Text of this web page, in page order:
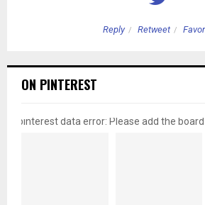
Reply Retweet
ON PINTEREST
pinterest data error: Please add the